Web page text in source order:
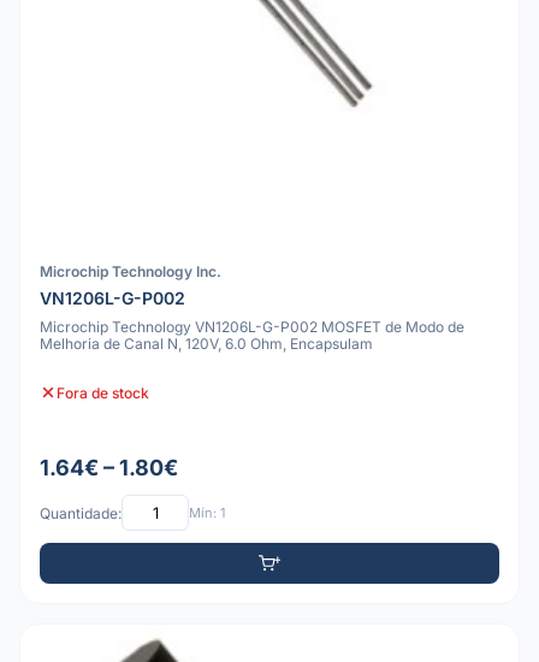
Microchip Technology Inc.
VN1206L-G-P002
Microchip Technology VN1206L-G-P002 MOSFET de Modo de
Melhoria de Canal N, 120V, 6.0 Ohm, Encapsulam
Fora de stock
1.64€ – 1.80€
Quantidade: Mín: 1